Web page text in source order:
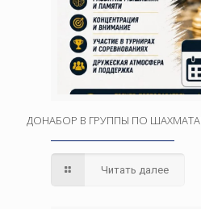
ДОНАБОР В ГРУППЫ ПО
Читать далее